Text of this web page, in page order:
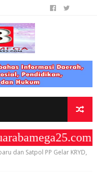
"
dan Satpol PP Gelar KRYD,